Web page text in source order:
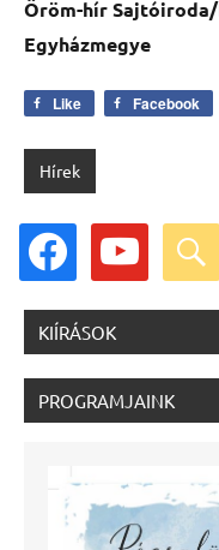
Öröm-hír
Egyházmegye
Like Facebook
Hírek
facebook youtube search
KIÍRÁSOK
PROGRAMJAINK